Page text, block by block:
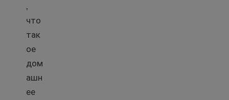
,
что
так
ое
дом
ашн
ее